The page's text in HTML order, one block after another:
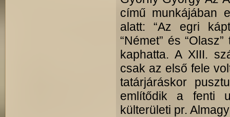
című munkájában
alatt: “Az egri
“Német” és
kaphatta. A XIII.
csak az első fele
tatárjáráskor
említődik a fenti
külterületi pr.